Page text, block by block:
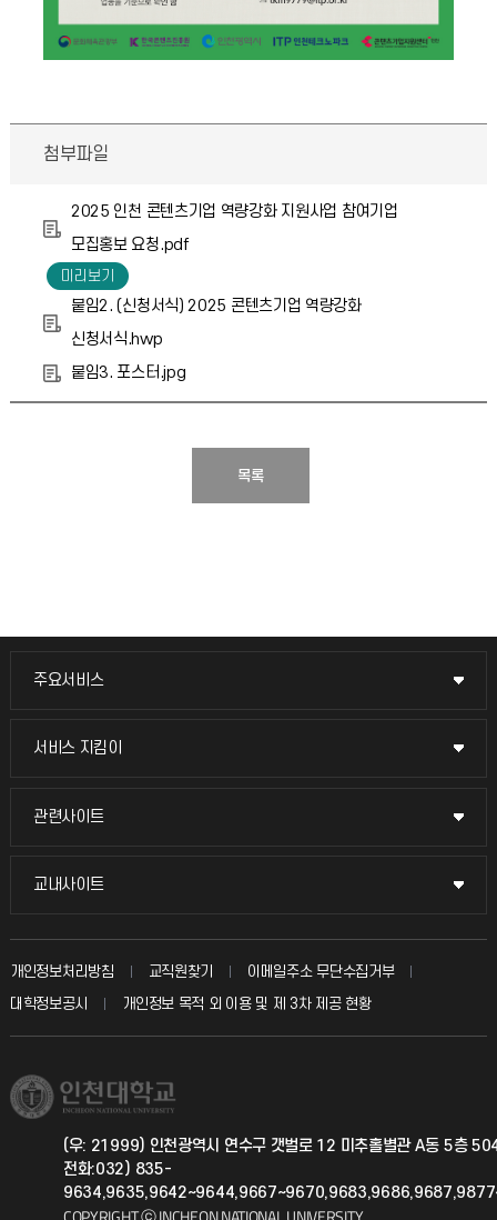
첨부파일
2025 인천 콘텐츠기업 역량강화 지원사업 참여기업
모집홍보 요청.pdf
붙임2. (신청서식) 2025 콘텐츠기업 역량강화
신청서식.hwp
붙임3. 포스터.jpg
목록
주요서비스
주요서비스
교무회의방송
입학안내
취업정보(학생)
서비스 지킴이
서비스 지킴이
묻고 답하기
칭찬마당
학생서비스 지킴이
관련사이트
관련사이트
국방헬프콜
총동문회
교내사이트
교내사이트
교수회
교육혁신본부
국제지원과
공자아카데미
개인정보처리방침 교직원찾기
이메일주소 무단수집거부
대학정보공시
개인정보 목적 외 이용 및 제 3차 제공 현황
(우: 21999) 인천광역시 연수구 갯벌로 12 미추홀별관 A동 5층
전화:032) 835-